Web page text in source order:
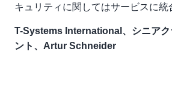
キュリティに関してはサービスに統
T-Systems International、シニアク
ント、Artur Schneider